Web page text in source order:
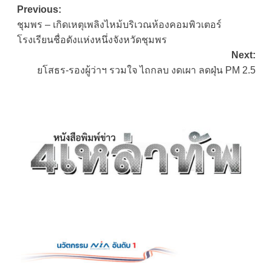
Post
navigation
Previous:
ชุมพร – เกิดเหตุเพลิงไหม้บริเวณห้องคอมพิวเตอร์
โรงเรียนชื่อดังแห่งหนึ่งจังหวัดชุมพร
Next:
ยโสธร-รองผู้ว่าฯ รวมใจ ไถกลบ งดเผา ลดฝุ่น PM 2.5